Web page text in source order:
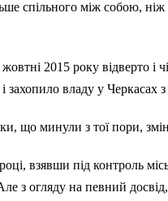
спільного між собою, ніж
2015 року відверто і
захопило владу у Черкасах
що минули з тої пори,
взявши під контроль
з огляду на певний